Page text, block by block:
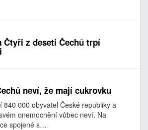
Čtyři z deseti Čechů trpí
neví, že mají cukrovku
840 000 obyvatel České republiky a
onemocnění vůbec neví. Na
spojené s…